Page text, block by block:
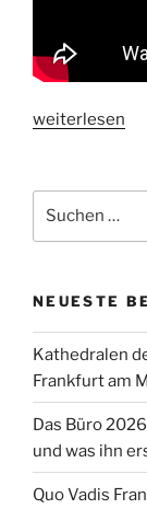
„Gespräch
Gerbermühle
erklärt
Frankfurt“
weiterlesen
nach:
NEUESTE
Kathedralen
Frankfurt am
Das Büro
und was ihn
Quo Vadis